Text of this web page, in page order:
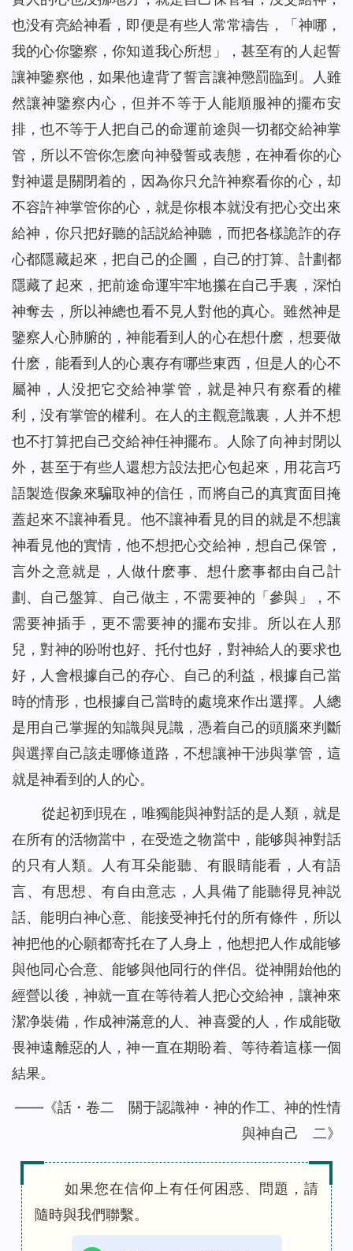
也没有亮給神看，即便是有些人常常禱告，「神哪，
我的心你鑒察，你知道我心所想」，甚至有的人起誓
讓神鑒察他，如果他違背了誓言讓神懲罰臨到。人雖
然讓神鑒察内心，但并不等于人能順服神的擺布安
排，也不等于人把自己的命運前途與一切都交給神掌
管，所以不管你怎麽向神發誓或表態，在神看你的心
對神還是關閉着的，因為你只允許神察看你的心，却
不容許神掌管你的心，就是你根本就没有把心交出來
給神，你只把好聽的話説給神聽，而把各樣詭詐的存
心都隱藏起來，把自己的企圖，自己的打算、計劃都
隱藏了起來，把前途命運牢牢地攥在自己手裏，深怕
神奪去，所以神總也看不見人對他的真心。雖然神是
鑒察人心肺腑的，神能看到人的心在想什麽，想要做
什麽，能看到人的心裏存有哪些東西，但是人的心不
屬神，人没把它交給神掌管，就是神只有察看的權
利，没有掌管的權利。在人的主觀意識裏，人并不想
也不打算把自己交給神任神擺布。人除了向神封閉以
外，甚至于有些人還想方設法把心包起來，用花言巧
語製造假象來騙取神的信任，而將自己的真實面目掩
蓋起來不讓神看見。他不讓神看見的目的就是不想讓
神看見他的實情，他不想把心交給神，想自己保管，
言外之意就是，人做什麽事、想什麽事都由自己計
劃、自己盤算、自己做主，不需要神的「參與」，不
需要神插手，更不需要神的擺布安排。所以在人那
兒，對神的吩咐也好、托付也好，對神給人的要求也
好，人會根據自己的存心、自己的利益，根據自己當
時的情形，也根據自己當時的處境來作出選擇。人總
是用自己掌握的知識與見識，憑着自己的頭腦來判斷
與選擇自己該走哪條道路，不想讓神干涉與掌管，這
就是神看到的人的心。
從起初到現在，唯獨能與神對話的是人類，就是
在所有的活物當中，在受造之物當中，能够與神對話
的只有人類。人有耳朵能聽、有眼睛能看，人有語
言、有思想、有自由意志，人具備了能聽得見神説
話、能明白神心意、能接受神托付的所有條件，所以
神把他的心願都寄托在了人身上，他想把人作成能够
與他同心合意、能够與他同行的伴侣。從神開始他的
經營以後，神就一直在等待着人把心交給神，讓神來
潔净裝備，作成神滿意的人、神喜愛的人，作成能敬
畏神遠離惡的人，神一直在期盼着、等待着這樣一個
結果。
——《話・卷二 關于認識神・神的作工、神的性情
與神自己 二》
如果您在信仰上有任何困惑、問題，請
隨時與我們聯繫。